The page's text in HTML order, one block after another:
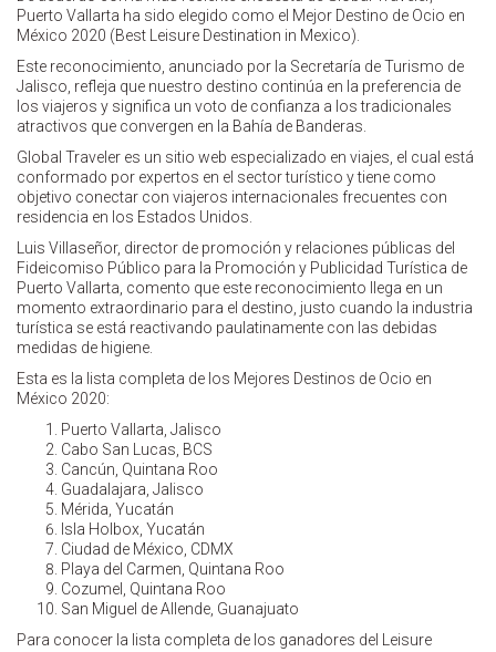
Puerto Vallarta ha sido elegido como el Mejor Destino de Ocio en
México 2020 (Best Leisure Destination in Mexico).
Este reconocimiento, anunciado por la Secretaría de Turismo de
Jalisco, refleja que nuestro destino continúa en la preferencia de
los viajeros y significa un voto de confianza a los tradicionales
atractivos que convergen en la Bahía de Banderas.
Global Traveler es un sitio web especializado en viajes, el cual está
conformado por expertos en el sector turístico y tiene como
objetivo conectar con viajeros internacionales frecuentes con
residencia en los Estados Unidos.
Luis Villaseñor, director de promoción y relaciones públicas del
Fideicomiso Público para la Promoción y Publicidad Turística de
Puerto Vallarta, comento que este reconocimiento llega en un
momento extraordinario para el destino, justo cuando la industria
turística se está reactivando paulatinamente con las debidas
medidas de higiene.
Esta es la lista completa de los Mejores Destinos de Ocio en
México 2020:
Puerto Vallarta, Jalisco
Cabo San Lucas, BCS
Cancún, Quintana Roo
Guadalajara, Jalisco
Mérida, Yucatán
Isla Holbox, Yucatán
Ciudad de México, CDMX
Playa del Carmen, Quintana Roo
Cozumel, Quintana Roo
San Miguel de Allende, Guanajuato
Para conocer la lista completa de los ganadores del Leisure